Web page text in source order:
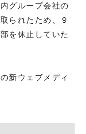
グループ会社の
られたため、９
を休止していた
新ウェブメディ